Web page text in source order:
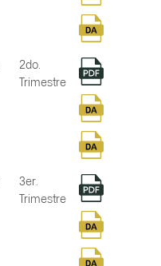
2do.
Trimestre
3er.
Trimestre